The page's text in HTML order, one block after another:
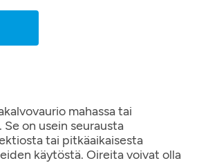
mahassa tai
Se on usein seurausta
tai pitkäaikaisesta
käytöstä. Oireita voivat olla